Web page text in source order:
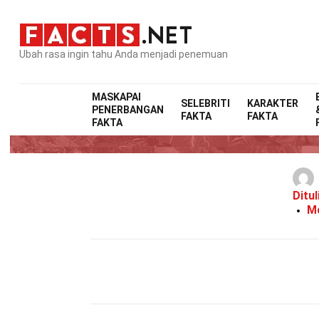
Ubah rasa ingin tahu Anda menjadi penemuan
MASKAPAI
PENERBANGAN
FAKTA
SELEBRITI
FAKTA
KARAKTER
FAKTA